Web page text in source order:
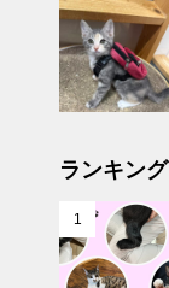
ランキング
1